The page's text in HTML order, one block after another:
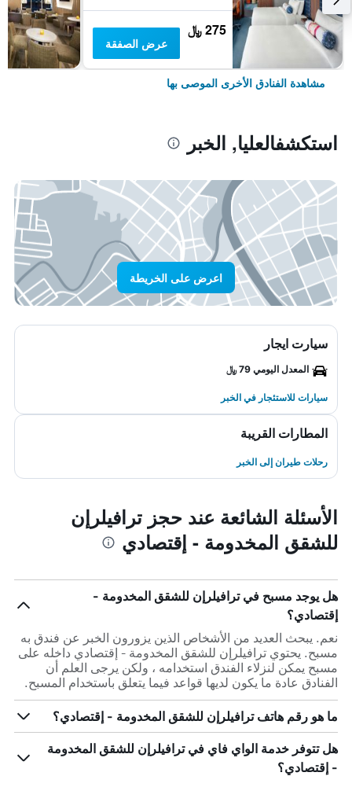
275 ﷼
عرض الصفقة
مشاهدة الفنادق الأخرى الموصى بها
استكشفالعليا, الخبر
اعرض على الخريطة
سيارت ايجار
المعدل اليومي 79 ﷼
سيارات للاستئجار في الخبر
المطارات القريبة
رحلات طيران إلى الخبر
الأسئلة الشائعة عند حجز ترافيلرإن
للشقق المخدومة - إقتصادي
هل يوجد مسبح في ترافيلرإن للشقق المخدومة -
إقتصادي؟
نعم. يبحث العديد من الأشخاص الذين يزورون الخبر عن فندق به
مسبح. يحتوي ترافيلرإن للشقق المخدومة - إقتصادي داخله على
مسبح يمكن لنزلاء الفندق استخدامه ، ولكن يرجى العلم أن
الفنادق عادة ما يكون لديها قواعد فيما يتعلق باستخدام المسبح.
ما هو رقم هاتف ترافيلرإن للشقق المخدومة - إقتصادي؟
هل تتوفر خدمة الواي فاي في ترافيلرإن للشقق المخدومة
- إقتصادي؟